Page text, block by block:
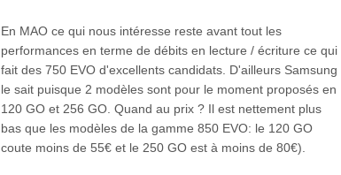
En MAO ce qui nous intéresse reste avant tout les
performances en terme de débits en lecture / écriture ce qui
fait des 750 EVO d'excellents candidats. D'ailleurs Samsung
le sait puisque 2 modèles sont pour le moment proposés en
120 GO et 256 GO. Quand au prix ? Il est nettement plus
bas que les modèles de la gamme 850 EVO: le 120 GO
coute moins de 55€ et le 250 GO est à moins de 80€).